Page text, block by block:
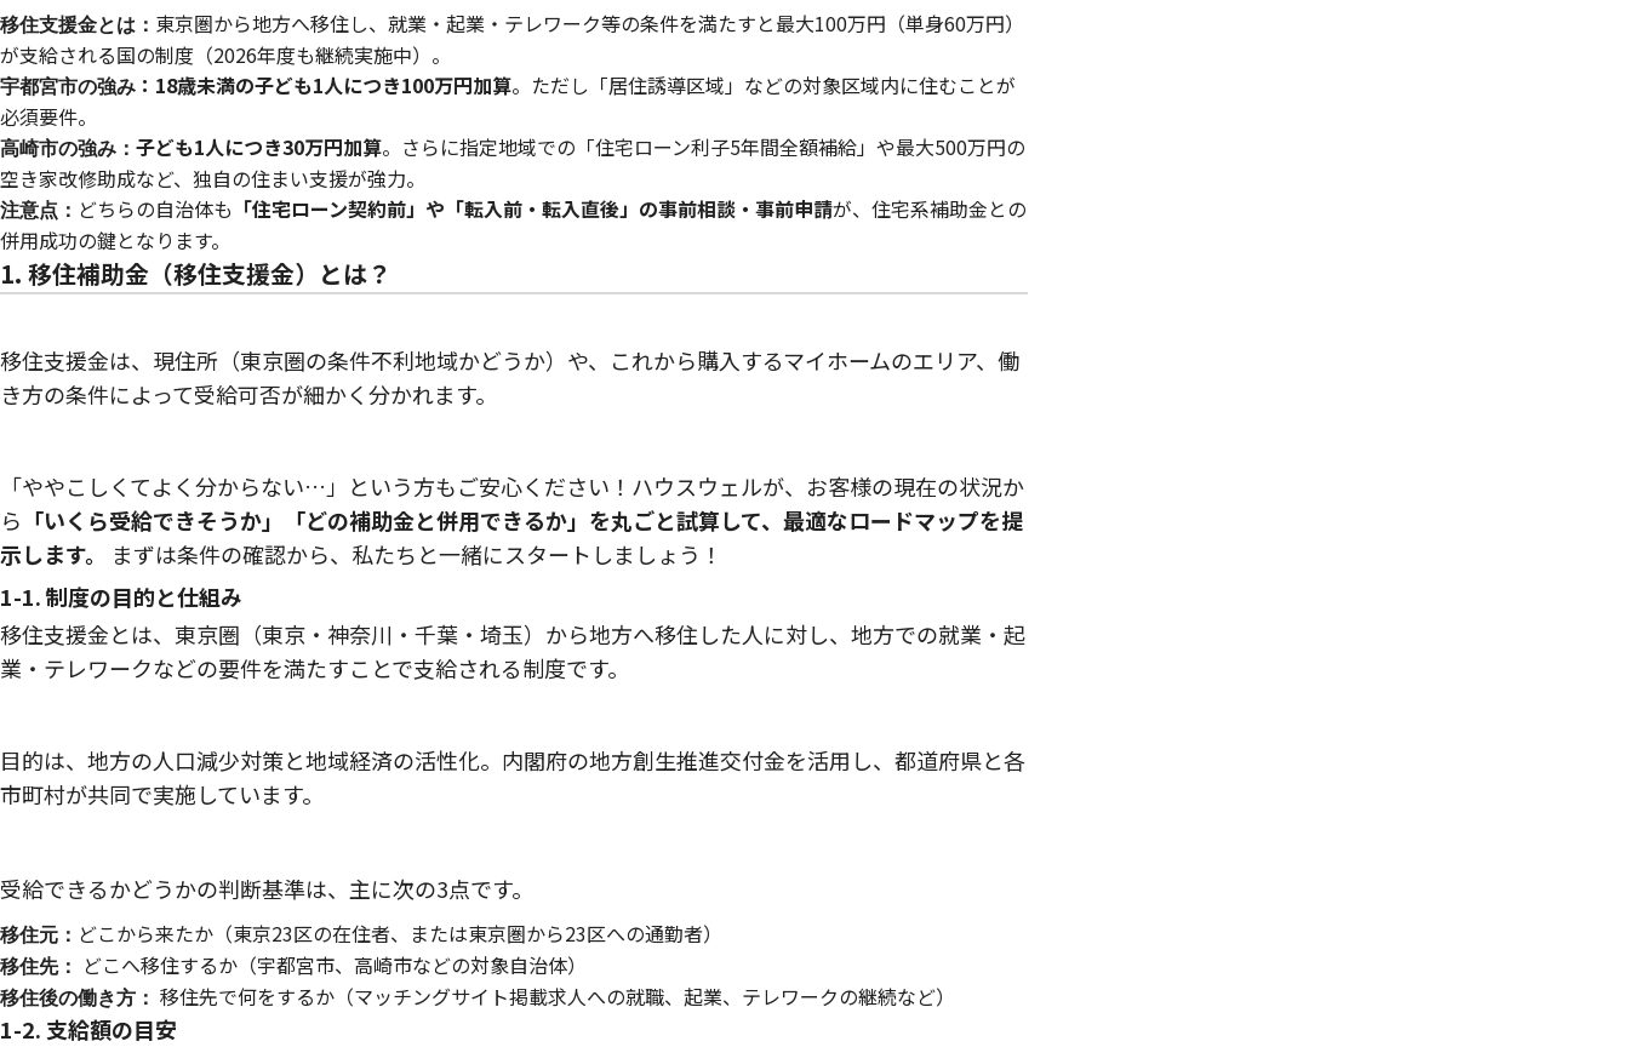
移住支援金とは： 東京圏から地方へ移住し、就業・起業・テレワーク等の条件を満たすと最大100万円（単身60万円）
が支給される国の制度（2026年度も継続実施中）。
宇都宮市の強み ： 18歳未満の子ども1人につき100万円加算。ただし「居住誘導区域」などの対象区域内に住むことが
必須要件。
高崎市の強み： 子ども1人につき30万円加算。さらに指定地域での「住宅ローン利子5年間全額補給」や最大500万円の
空き家改修助成など、独自の住まい支援が強力。
注意点： どちらの自治体も 「住宅ローン契約前」や「転入前・転入直後」の事前相談・事前申請が、住宅系補助金との
併用成功の鍵となります。
1. 移住補助金（移住支援金）とは？
移住支援金は、現住所（東京圏の条件不利地域かどうか）や、これから購入するマイホームのエリア、働
き方の条件によって受給可否が細かく分かれます。
「ややこしくてよく分からない…」という方もご安心ください！ハウスウェルが、お客様の現在の状況か
ら 「いくら受給できそうか」「どの補助金と併用できるか」を丸ごと試算して、最適なロードマップを提
示します。
まずは条件の確認から、私たちと一緒にスタートしましょう！
1-1. 制度の目的と仕組み
移住支援金とは、東京圏（東京・神奈川・千葉・埼玉）から地方へ移住した人に対し、地方での就業・起
業・テレワークなどの要件を満たすことで支給される制度です。
目的は、地方の人口減少対策と地域経済の活性化。内閣府の地方創生推進交付金を活用し、都道府県と各
市町村が共同で実施しています。
受給できるかどうかの判断基準は、主に次の3点です。
移住元： どこから来たか（東京23区の在住者、または東京圏から23区への通勤者）
移住先： どこへ移住するか（宇都宮市、高崎市などの対象自治体）
移住後の働き方： 移住先で何をするか（マッチングサイト掲載求人への就職、起業、テレワークの継続など）
1-2. 支給額の目安